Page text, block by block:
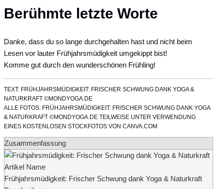
Berühmte letzte Worte
Danke, dass du so lange durchgehalten hast und nicht beim
Lesen vor lauter Frühjahrsmüdigkeit umgekippt bist!
Komme gut durch den wunderschönen Frühling!
TEXT: FRÜHJAHRSMÜDIGKEIT: FRISCHER SCHWUNG DANK YOGA &
NATURKRAFT ©MONDYOGA.DE
ALLE FOTOS: FRÜHJAHRSMÜDIGKEIT: FRISCHER SCHWUNG DANK YOGA
& NATURKRAFT ©MONDYOGA.DE TEILWEISE UNTER VERWENDUNG
EINES KOSTENLOSEN STOCKFOTOS VON CANVA.COM
Zusammenfassung
Artikel Name
Frühjahrsmüdigkeit: Frischer Schwung dank Yoga & Naturkraft